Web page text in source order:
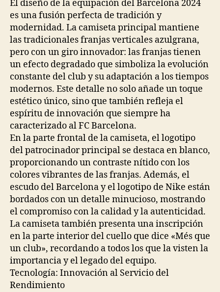
El diseño de la equipación del Barcelona 2024
es una fusión perfecta de tradición y
modernidad. La camiseta principal mantiene
las tradicionales franjas verticales azulgrana,
pero con un giro innovador: las franjas tienen
un efecto degradado que simboliza la evolución
constante del club y su adaptación a los tiempos
modernos. Este detalle no solo añade un toque
estético único, sino que también refleja el
espíritu de innovación que siempre ha
caracterizado al FC Barcelona.
En la parte frontal de la camiseta, el logotipo
del patrocinador principal se destaca en blanco,
proporcionando un contraste nítido con los
colores vibrantes de las franjas. Además, el
escudo del Barcelona y el logotipo de Nike están
bordados con un detalle minucioso, mostrando
el compromiso con la calidad y la autenticidad.
La camiseta también presenta una inscripción
en la parte interior del cuello que dice «Més que
un club», recordando a todos los que la visten la
importancia y el legado del equipo.
Tecnología: Innovación al Servicio del
Rendimiento